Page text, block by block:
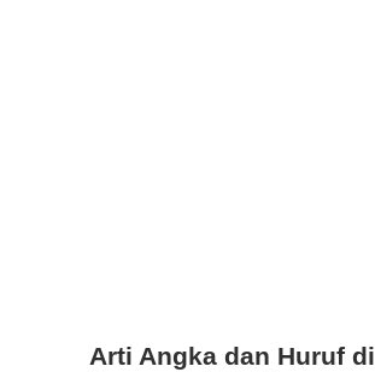
Arti Angka dan Huruf di